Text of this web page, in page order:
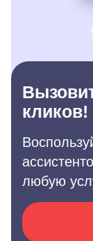
кликов!
любую